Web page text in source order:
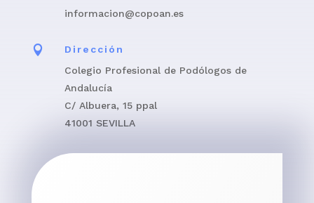
informacion@copoan.es

Dirección
Colegio Profesional de Podólogos de
Andalucía
C/ Albuera, 15 ppal
41001 SEVILLA